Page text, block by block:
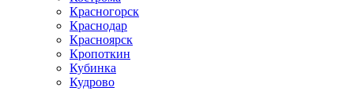
Красногорск
Краснодар
Красноярск
Кропоткин
Кубинка
Кудрово